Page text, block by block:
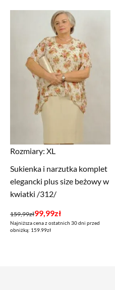
Rozmiary: XL
Sukienka i narzutka komplet
elegancki plus size beżowy w
kwiatki /312/
159,99zł
Pierwotna
cena
99,99zł
Aktualna
cena
Najniższa cena z ostatnich 30 dni przed
obniżką: 159.99zł